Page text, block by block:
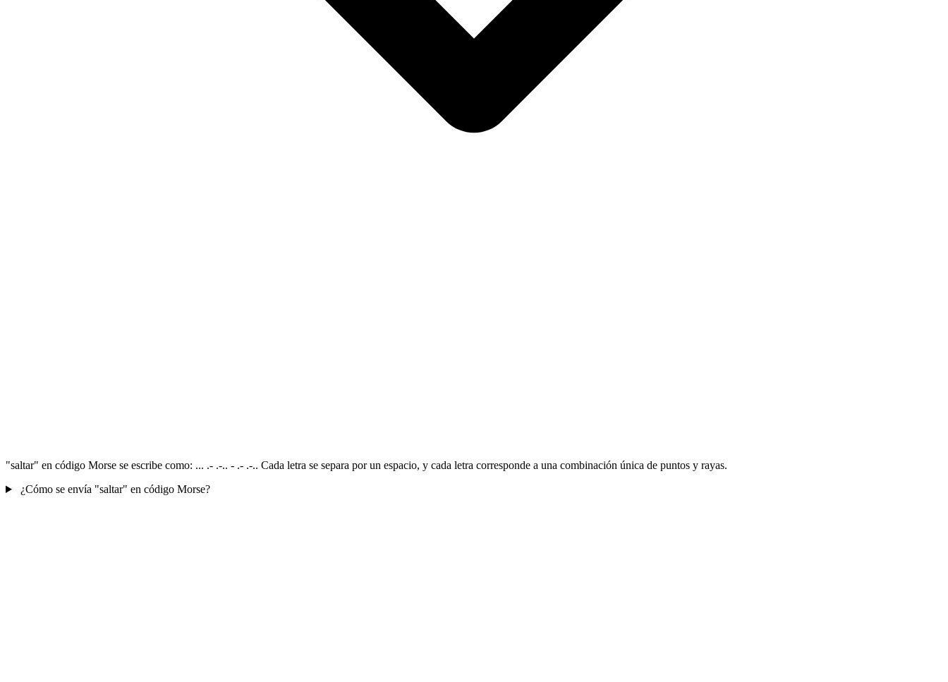
"saltar" en código Morse se escribe como: ... .- .-.. - .- .-.. Cada letra se separa por un espacio, y cada letra corresponde a una combinación única de puntos y rayas.
¿Cómo se envía "saltar" en código Morse?